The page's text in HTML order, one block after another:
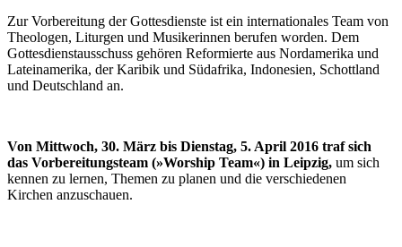
Zur Vorbereitung der Gottesdienste ist ein internationales Team von
Theologen, Liturgen und Musikerinnen berufen worden. Dem
Gottesdienstausschuss gehören Reformierte aus Nordamerika und
Lateinamerika, der Karibik und Südafrika, Indonesien, Schottland
und Deutschland an.
Von Mittwoch, 30. März bis Dienstag, 5. April 2016 traf sich
das Vorbereitungsteam (»Worship Team«) in Leipzig, um sich
kennen zu lernen, Themen zu planen und die verschiedenen
Kirchen anzuschauen.